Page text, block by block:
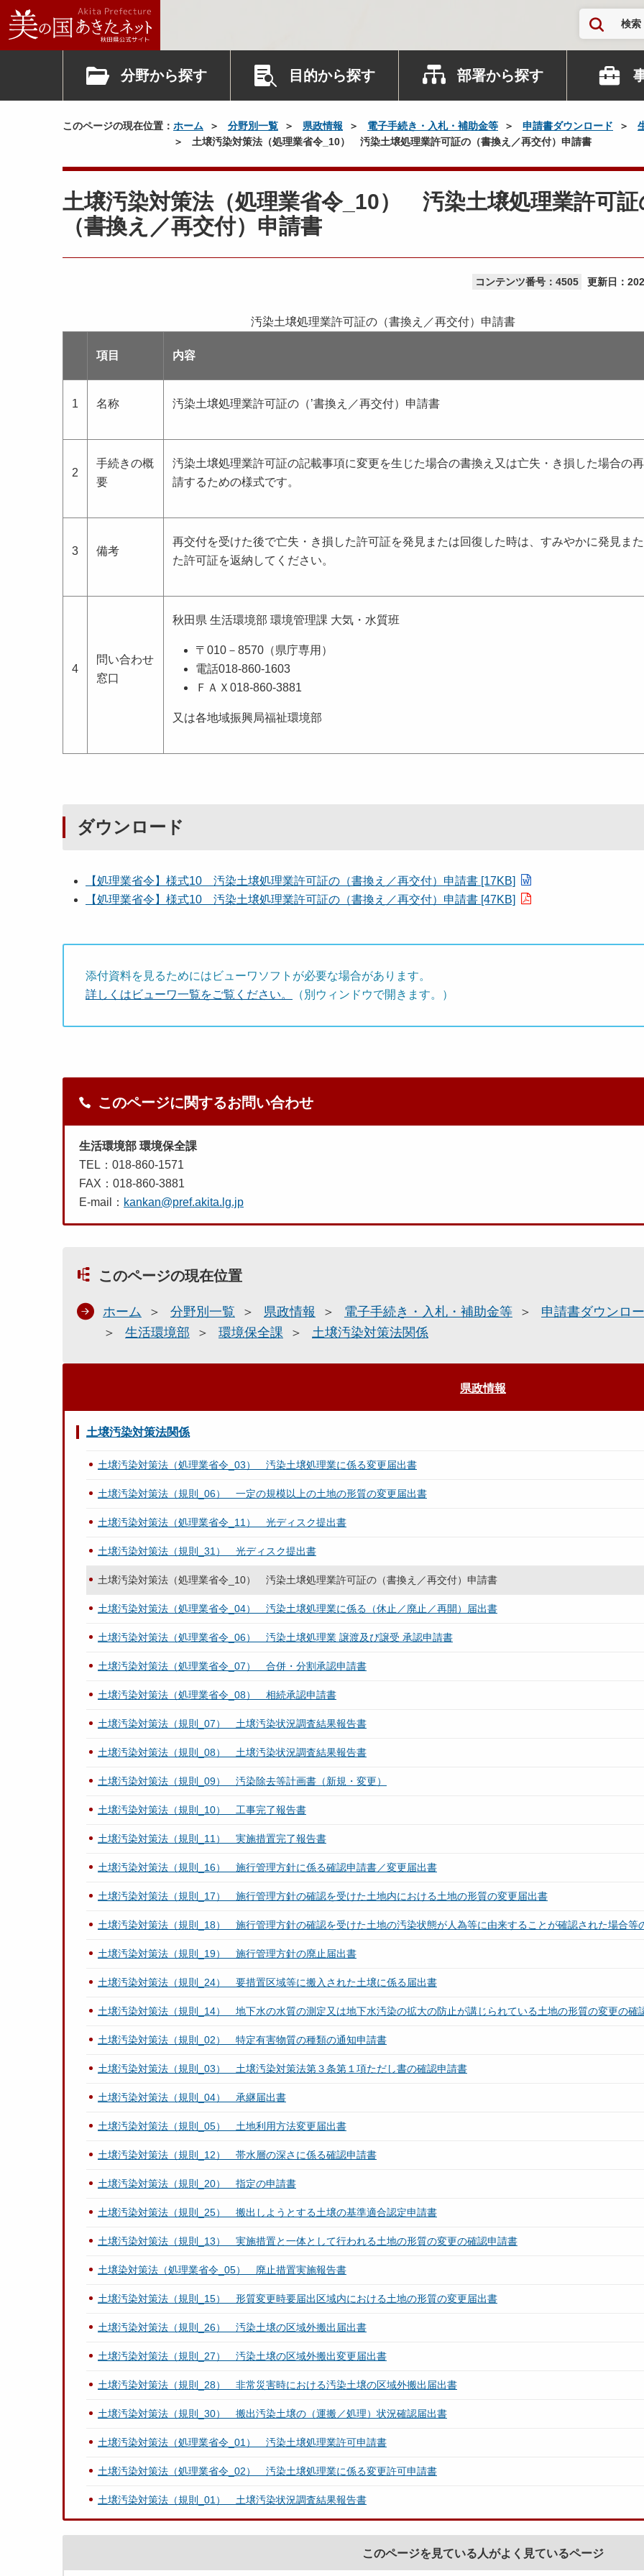
検索
分野から探す 目的から探す 部署から探す
このページの現在位置： ホーム 分野別一覧 県政情報 電子手続き・入札・補助金等 申請書ダウンロード
土壌汚染対策法（処理業省令_10） 汚染土壌処理業許可証の（書換え／再交付）申請書
土壌汚染対策法（処理業省令_10） 汚染土壌処理業許可証
（書換え／再交付）申請書
コンテンツ番号：4505 更新日：
汚染土壌処理業許可証の（書換え／再交付）申請書
項目 内容
1 名称 汚染土壌処理業許可証の（’書換え／再交付）申請書
2
手続きの概
要
汚染土壌処理業許可証の記載事項に変更を生じた場合の書換え又は亡失・き損した場合の
請するための様式です。
3 備考
再交付を受けた後で亡失・き損した許可証を発見または回復した時は、すみやかに発見ま
た許可証を返納してください。
4
問い合わせ
窓口
秋田県 生活環境部 環境管理課 大気・水質班
〒010－8570（県庁専用）
電話018-860-1603
ＦＡＸ018-860-3881
又は各地域振興局福祉環境部
ダウンロード
【処理業省令】様式10 汚染土壌処理業許可証の（書換え／再交付）申請書 [17KB]
【処理業省令】様式10 汚染土壌処理業許可証の（書換え／再交付）申請書 [47KB]
添付資料を見るためにはビューワソフトが必要な場合があります。
詳しくはビューワ一覧をご覧ください。
（別ウィンドウで開きます。）
このページに関するお問い合わせ
生活環境部 環境保全課
TEL：018-860-1571
FAX：018-860-3881
E-mail： kankan@pref.akita.lg.jp
このページの現在位置
ホーム 分野別一覧 県政情報 電子手続き・入札・補助金等
申請書ダウンロ
生活環境部
環境保全課 土壌汚染対策法関係
県政情報
土壌汚染対策法関係
土壌汚染対策法（処理業省令_03） 汚染土壌処理業に係る変更届出書
土壌汚染対策法（規則_06） 一定の規模以上の土地の形質の変更届出書
土壌汚染対策法（処理業省令_11） 光ディスク提出書
土壌汚染対策法（規則_31） 光ディスク提出書
土壌汚染対策法（処理業省令_10） 汚染土壌処理業許可証の（書換え／再交付）申請書
土壌汚染対策法（処理業省令_04） 汚染土壌処理業に係る（休止／廃止／再開）届出書
土壌汚染対策法（処理業省令_06） 汚染土壌処理業 譲渡及び譲受 承認申請書
土壌汚染対策法（処理業省令_07） 合併・分割承認申請書
土壌汚染対策法（処理業省令_08） 相続承認申請書
土壌汚染対策法（規則_07） 土壌汚染状況調査結果報告書
土壌汚染対策法（規則_08） 土壌汚染状況調査結果報告書
土壌汚染対策法（規則_09） 汚染除去等計画書（新規・変更）
土壌汚染対策法（規則_10） 工事完了報告書
土壌汚染対策法（規則_11） 実施措置完了報告書
土壌汚染対策法（規則_16） 施行管理方針に係る確認申請書／変更届出書
土壌汚染対策法（規則_17） 施行管理方針の確認を受けた土地内における土地の形質の変更届出書
土壌汚染対策法（規則_18） 施行管理方針の確認を受けた土地の汚染状態が人為等に由来することが確認された場合等
土壌汚染対策法（規則_19） 施行管理方針の廃止届出書
土壌汚染対策法（規則_24） 要措置区域等に搬入された土壌に係る届出書
土壌汚染対策法（規則_14） 地下水の水質の測定又は地下水汚染の拡大の防止が講じられている土地の形質の変更の確
土壌汚染対策法（規則_02） 特定有害物質の種類の通知申請書
土壌汚染対策法（規則_03） 土壌汚染対策法第３条第１項ただし書の確認申請書
土壌汚染対策法（規則_04） 承継届出書
土壌汚染対策法（規則_05） 土地利用方法変更届出書
土壌汚染対策法（規則_12） 帯水層の深さに係る確認申請書
土壌汚染対策法（規則_20） 指定の申請書
土壌汚染対策法（規則_25） 搬出しようとする土壌の基準適合認定申請書
土壌汚染対策法（規則_13） 実施措置と一体として行われる土地の形質の変更の確認申請書
土壌染対策法（処理業省令_05） 廃止措置実施報告書
土壌汚染対策法（規則_15） 形質変更時要届出区域内における土地の形質の変更届出書
土壌汚染対策法（規則_26） 汚染土壌の区域外搬出届出書
土壌汚染対策法（規則_27） 汚染土壌の区域外搬出変更届出書
土壌汚染対策法（規則_28） 非常災害時における汚染土壌の区域外搬出届出書
土壌汚染対策法（規則_30） 搬出汚染土壌の（運搬／処理）状況確認届出書
土壌汚染対策法（処理業省令_01） 汚染土壌処理業許可申請書
土壌汚染対策法（処理業省令_02） 汚染土壌処理業に係る変更許可申請書
土壌汚染対策法（規則_01） 土壌汚染状況調査結果報告書
このページを見ている人がよく見ているページ